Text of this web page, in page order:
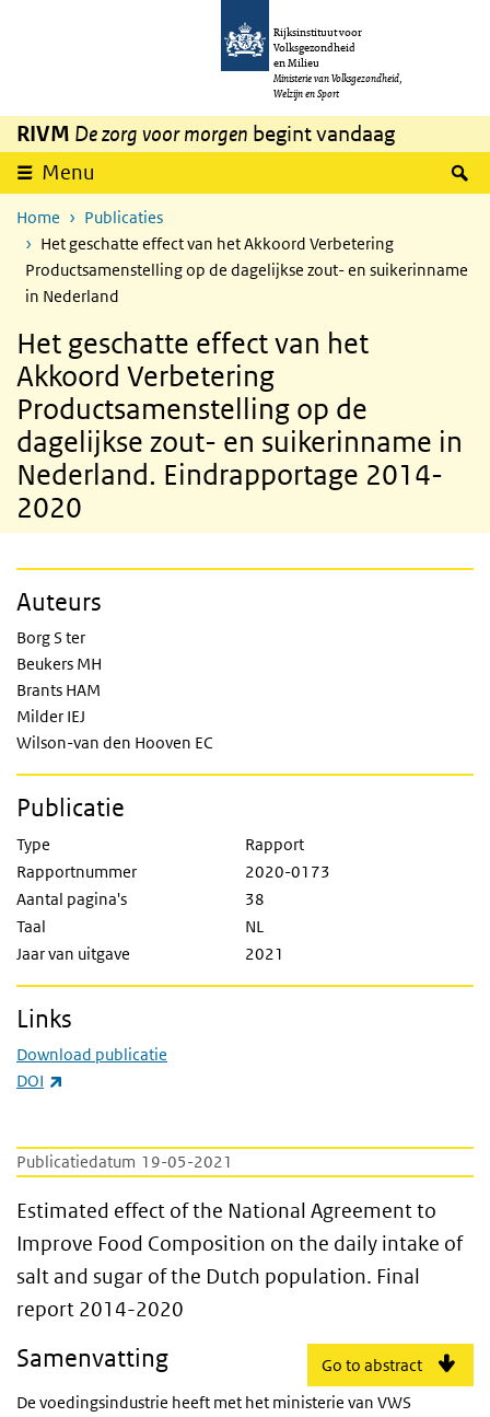
Overslaan en naar de inhoud gaan
Rijksinstituut voor
Volksgezondheid
en Milieu
Ministerie van Volksgezondheid,
Welzijn en Sport
RIVM De zorg voor morgen begint vandaag
Menu
Home
Publicaties
Het geschatte effect van het Akkoord Verbetering
Productsamenstelling op de dagelijkse zout- en suikerinname
in Nederland
Het geschatte effect van het
Akkoord Verbetering
Productsamenstelling op de
dagelijkse zout- en suikerinname in
Nederland. Eindrapportage 2014-
2020
Publicatiedatum 19-05-2021
Estimated effect of the National
Estimated effect of the National Agreement to
Improve Food Composition on the daily intake of
salt and sugar of the Dutch population. Final
report 2014-2020
Go to abstract
Samenvatting
De voedingsindustrie heeft met het ministerie van VWS
Auteurs
Borg S ter
Beukers MH
Brants HAM
Milder IEJ
Wilson-van den Hooven EC
Publicatie
Type
Rapport
Rapportnummer
2020-0173
Aantal pagina's
38
Taal
NL
Jaar van uitgave
2021
Links
Download publicatie
DOI